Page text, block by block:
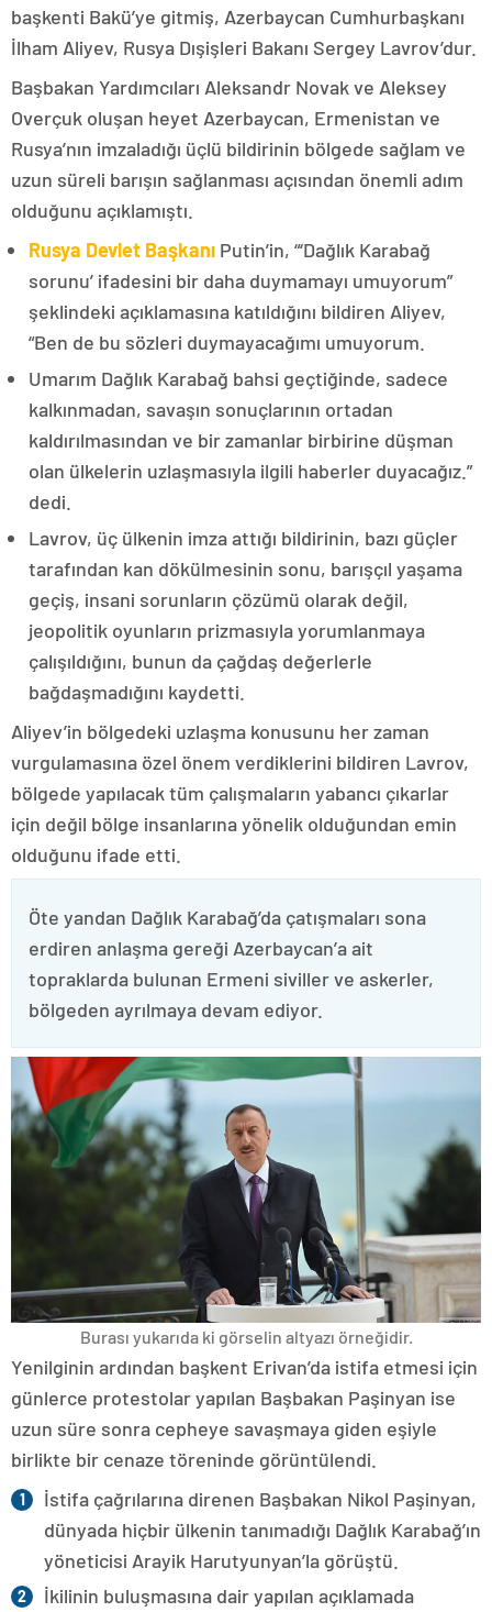
başkenti Bakü’ye gitmiş, Azerbaycan Cumhurbaşkanı
İlham Aliyev, Rusya Dışişleri Bakanı Sergey Lavrov’dur.
Başbakan Yardımcıları Aleksandr Novak ve Aleksey
Overçuk oluşan heyet Azerbaycan, Ermenistan ve
Rusya’nın imzaladığı üçlü bildirinin bölgede sağlam ve
uzun süreli barışın sağlanması açısından önemli adım
olduğunu açıklamıştı.
Rusya Devlet Başkanı Putin’in, “‘Dağlık Karabağ
sorunu’ ifadesini bir daha duymamayı umuyorum”
şeklindeki açıklamasına katıldığını bildiren Aliyev,
“Ben de bu sözleri duymayacağımı umuyorum.
Umarım Dağlık Karabağ bahsi geçtiğinde, sadece
kalkınmadan, savaşın sonuçlarının ortadan
kaldırılmasından ve bir zamanlar birbirine düşman
olan ülkelerin uzlaşmasıyla ilgili haberler duyacağız.”
dedi.
Lavrov, üç ülkenin imza attığı bildirinin, bazı güçler
tarafından kan dökülmesinin sonu, barışçıl yaşama
geçiş, insani sorunların çözümü olarak değil,
jeopolitik oyunların prizmasıyla yorumlanmaya
çalışıldığını, bunun da çağdaş değerlerle
bağdaşmadığını kaydetti.
Aliyev’in bölgedeki uzlaşma konusunu her zaman
vurgulamasına özel önem verdiklerini bildiren Lavrov,
bölgede yapılacak tüm çalışmaların yabancı çıkarlar
için değil bölge insanlarına yönelik olduğundan emin
olduğunu ifade etti.
Öte yandan Dağlık Karabağ’da çatışmaları sona
erdiren anlaşma gereği Azerbaycan’a ait
topraklarda bulunan Ermeni siviller ve askerler,
bölgeden ayrılmaya devam ediyor.
Burası yukarıda ki görselin altyazı örneğidir.
Yenilginin ardından başkent Erivan’da istifa etmesi için
günlerce protestolar yapılan Başbakan Paşinyan ise
uzun süre sonra cepheye savaşmaya giden eşiyle
birlikte bir cenaze töreninde görüntülendi.
İstifa çağrılarına direnen Başbakan Nikol Paşinyan,
dünyada hiçbir ülkenin tanımadığı Dağlık Karabağ’ın
yöneticisi Arayik Harutyunyan’la görüştü.
İkilinin buluşmasına dair yapılan açıklamada